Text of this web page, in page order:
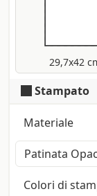
29,7x42
Stampato
Materiale
Colore:
Superficie
Colori di